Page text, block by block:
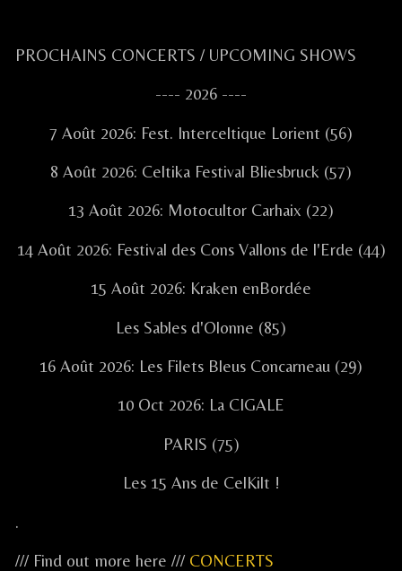
Primary
PROCHAINS CONCERTS / UPCOMING SHOWS
---- 2026 ----
7 Août 2026: Fest. Interceltique Lorient (56)
8 Août 2026: Celtika Festival Bliesbruck (57)
13 Août 2026: Motocultor Carhaix (22)
14 Août 2026: Festival des Cons Vallons de l'Erde (44)
15 Août 2026: Kraken enBordée
Les Sables d'Olonne (85)
16 Août 2026: Les Filets Bleus Concarneau (29)
10 Oct 2026: La CIGALE
PARIS (75)
Les 15 Ans de CelKilt !
.
/// Find out more here /// CONCERTS